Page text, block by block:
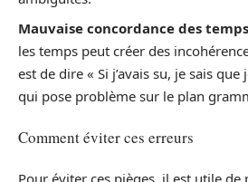
Mauvaise concordance des temps
les temps peut créer des
est de dire « Si j’avais su, je sais que
qui pose problème sur le plan
Comment éviter ces erreurs
Pour éviter ces pièges, il est utile de